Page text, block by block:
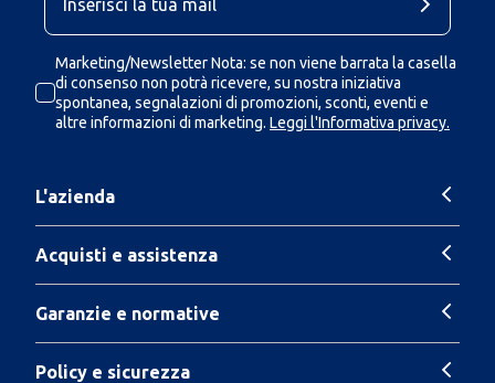
Marketing/Newsletter Nota: se non viene barrata la casella
di consenso non potrà ricevere, su nostra iniziativa
spontanea, segnalazioni di promozioni, sconti, eventi e
altre informazioni di marketing. Leggi l'Informativa privacy.
L'azienda
Acquisti e assistenza
Garanzie e normative
Policy e sicurezza